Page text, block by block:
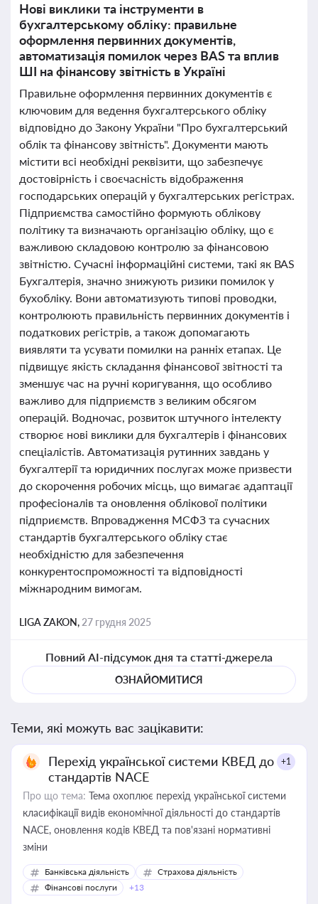
Нові виклики та інструменти в
бухгалтерському обліку: правильне
оформлення первинних документів,
автоматизація помилок через BAS та вплив
ШІ на фінансову звітність в Україні
Правильне оформлення первинних документів є
ключовим для ведення бухгалтерського обліку
відповідно до Закону України "Про бухгалтерський
облік та фінансову звітність". Документи мають
містити всі необхідні реквізити, що забезпечує
достовірність і своєчасність відображення
господарських операцій у бухгалтерських регістрах.
Підприємства самостійно формують облікову
політику та визначають організацію обліку, що є
важливою складовою контролю за фінансовою
звітністю. Сучасні інформаційні системи, такі як BAS
Бухгалтерія, значно знижують ризики помилок у
бухобліку. Вони автоматизують типові проводки,
контролюють правильність первинних документів і
податкових регістрів, а також допомагають
виявляти та усувати помилки на ранніх етапах. Це
підвищує якість складання фінансової звітності та
зменшує час на ручні коригування, що особливо
важливо для підприємств з великим обсягом
операцій. Водночас, розвиток штучного інтелекту
створює нові виклики для бухгалтерів і фінансових
спеціалістів. Автоматизація рутинних завдань у
бухгалтерії та юридичних послугах може призвести
до скорочення робочих місць, що вимагає адаптації
професіоналів та оновлення облікової політики
підприємств. Впровадження МСФЗ та сучасних
стандартів бухгалтерського обліку стає
необхідністю для забезпечення
конкурентоспроможності та відповідності
міжнародним вимогам.
LIGA ZAKON, 27 грудня 2025
Повний AI-підсумок дня та статті-джерела
ОЗНАЙОМИТИСЯ
Теми, які можуть вас зацікавити:
Перехід української системи КВЕД до
стандартів NACE
+1
Про що тема: Тема охоплює перехід української системи
класифікації видів економічної діяльності до стандартів
NACE, оновлення кодів КВЕД та пов'язані нормативні
зміни
Банківська діяльність
Страхова діяльність
Фінансові послуги
+13